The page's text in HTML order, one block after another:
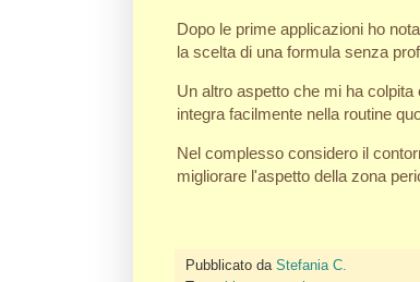
Dopo le prime applicazioni ho
la scelta di una formula senza
Un altro aspetto che mi ha
integra facilmente nella routine
Nel complesso considero il
migliorare l'aspetto della zona
Pubblicato da Stefania C.